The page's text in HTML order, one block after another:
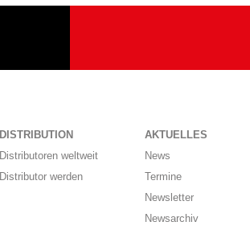
DISTRIBUTION
Distributoren weltweit
Distributor werden
AKTUELLES
News
Termine
Newsletter
Newsarchiv